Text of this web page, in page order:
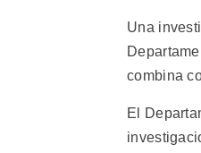
Una
combina
El